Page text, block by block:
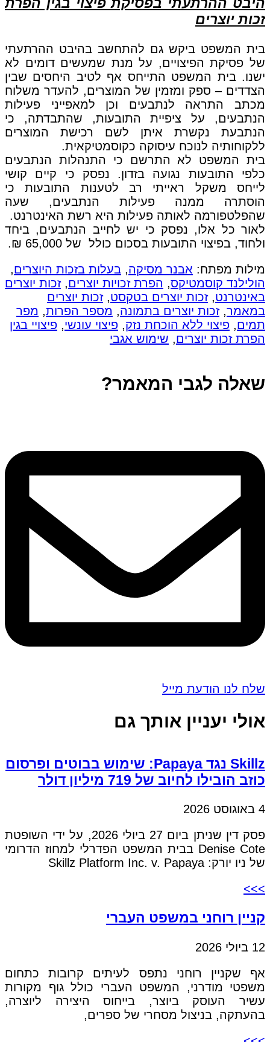
היבט ההרתעתי בפסיקת פיצוי בגין הפרת
זכות יוצרים
בית המשפט ביקש גם להתחשב בהיבט ההרתעתי
של פסיקת הפיצויים, על מנת שמעשים דומים לא
ישנו. בית המשפט התייחס אף לטיב היחסים שבין
הצדדים – ספק ומזמין של המוצרים, להעדר משלוח
מכתב התראה לנתבעים וכן למאפייני פעילות
הנתבעים, על ציפיית התובעות, שהתבדתה, כי
הנתבעת נקשרת איתן לשם רכישת המוצרים
ללקוחותיה לנוכח עיסוקה כקוסמטיקאית.
בית המשפט לא התרשם כי התנהלות הנתבעים
כלפי התובעות נגועה בזדון. נפסק כי קיים קושי
לייחס משקל ראייתי רב לטענות התובעות כי
הוסתרה ממנה פעילות הנתבעים, שעה
שהפלטפורמה לאותה פעילות היא רשת האינטרנט.
לאור כל אלו, נפסק כי יש לחייב הנתבעים, ביחד
ולחוד, בפיצוי התובעות בסכום כולל של 65,000 ₪.
מילות מפתח: אבנר מסיקה, בעלות בזכות היוצרים,
הולילנד קוסמטיקס, הפרת זכויות יוצרים,זכות יוצרים
באינטרנט,זכות יוצרים בטקסט,זכות יוצרים
במאמר,זכות יוצרים בתמונה, מספר הפרות, מפר
תמים, פיצוי ללא הוכחת נזק, פיצוי עונשי, פיצויי בגין
הפרת זכות יוצרים, שימוש אגבי
שאלה לגבי המאמר?
שלח לנו הודעת מייל
אולי יעניין אותך גם
Skillz נגד Papaya: שימוש בבוטים ופרסום
כוזב הובילו לחיוב של 719 מיליון דולר
4 באוגוסט 2026
פסק דין שניתן ביום 27 ביולי 2026, על ידי השופטת
Denise Cote בבית המשפט הפדרלי למחוז הדרומי
של ניו יורק: Skillz Platform Inc. v. Papaya
>>>
קניין רוחני במשפט העברי
12 ביולי 2026
אף שקניין רוחני נתפס לעיתים קרובות כתחום
משפטי מודרני, המשפט העברי כולל גוף מקורות
עשיר העוסק ביוצר, בייחוס היצירה ליוצרה,
בהעתקה, בניצול מסחרי של ספרים,